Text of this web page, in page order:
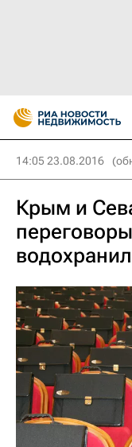
14:05 23.08.2016
Крым и